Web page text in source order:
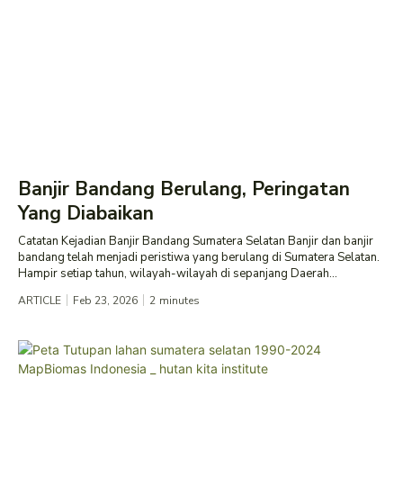
Banjir Bandang Berulang, Peringatan
Yang Diabaikan
Catatan Kejadian Banjir Bandang Sumatera Selatan Banjir dan banjir
bandang telah menjadi peristiwa yang berulang di Sumatera Selatan.
Hampir setiap tahun, wilayah-wilayah di sepanjang Daerah...
ARTICLE Feb 23, 2026 2 minutes